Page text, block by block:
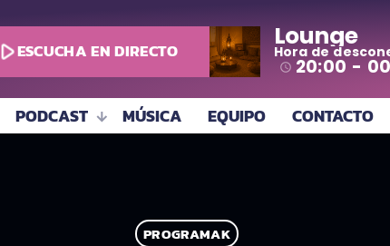
play_arrowESCUCHA EN DIRECTO Lounge
Hora de
todo
access_time 20:00 -
PODCAST MÚSICA EQUIPO CONTACTO
PROGRAMAK